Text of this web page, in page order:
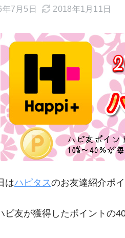
7月5日 2018年1月11日
はハピタスのお友達紹介ポ
ピ友が獲得したポイントの